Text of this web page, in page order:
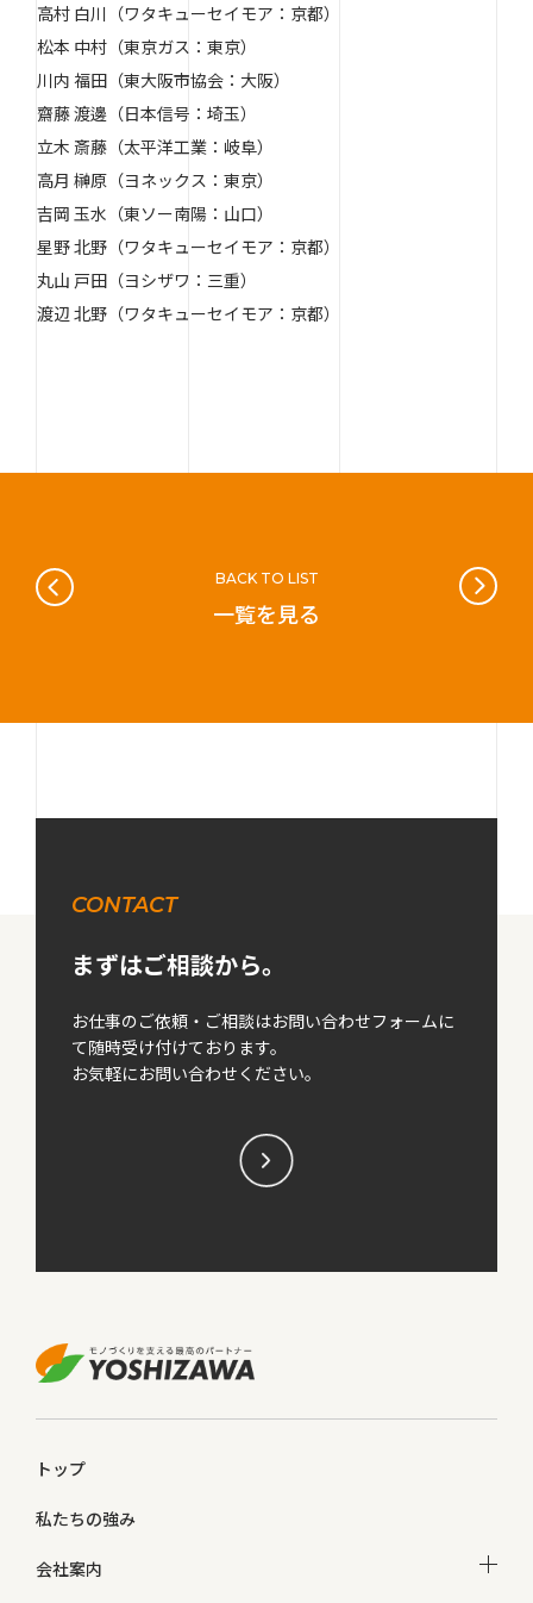
高村 白川（ワタキューセイモア：京都）
松本 中村（東京ガス：東京）
川内 福田（東大阪市協会：大阪）
齋藤 渡邊（日本信号：埼玉）
立木 斎藤（太平洋工業：岐阜）
高月 榊原（ヨネックス：東京）
吉岡 玉水（東ソー南陽：山口）
星野 北野（ワタキューセイモア：京都）
丸山 戸田（ヨシザワ：三重）
渡辺 北野（ワタキューセイモア：京都）
BACK TO LIST
一覧を見る
CONTACT
まずはご相談から。
お仕事のご依頼・ご相談はお問い合わせフォームに
て随時受け付けております。
お気軽にお問い合わせください。
トップ
私たちの強み
会社案内